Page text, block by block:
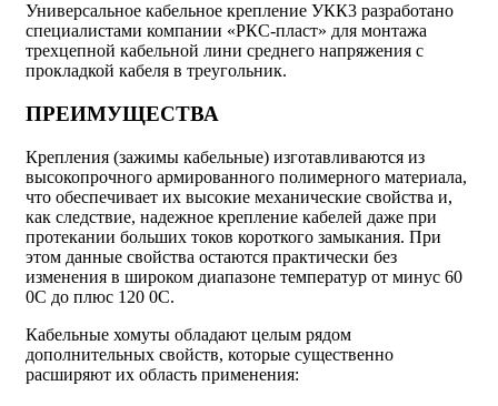
Универсальное кабельное крепление УКК3 разработано
специалистами компании «РКС-пласт» для монтажа
трехцепной кабельной лини среднего напряжения с
прокладкой кабеля в треугольник.
ПРЕИМУЩЕСТВА
Крепления (зажимы кабельные) изготавливаются из
высокопрочного армированного полимерного материала,
что обеспечивает их высокие механические свойства и,
как следствие, надежное крепление кабелей даже при
протекании больших токов короткого замыкания. При
этом данные свойства остаются практически без
изменения в широком диапазоне температур от минус 60
0С до плюс 120 0С.
Кабельные хомуты обладают целым рядом
дополнительных свойств, которые существенно
расширяют их область применения: